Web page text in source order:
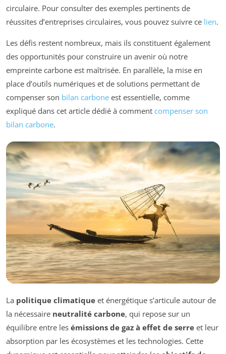
circulaire. Pour consulter des exemples pertinents de
réussites d’entreprises circulaires, vous pouvez suivre ce lien.
Les défis restent nombreux, mais ils constituent également
des opportunités pour construire un avenir où notre
empreinte carbone est maîtrisée. En parallèle, la mise en
place d’outils numériques et de solutions permettant de
compenser son bilan carbone est essentielle, comme
expliqué dans cet article dédié à comment compenser son
bilan carbone.
La politique climatique et énergétique s’articule autour de
la nécessaire neutralité carbone, qui repose sur un
équilibre entre les émissions de gaz à effet de serre et leur
absorption par les écosystèmes et les technologies. Cette